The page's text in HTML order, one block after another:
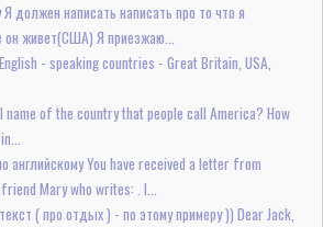
Я должен написать написать про то что я
он живет(США) Я приезжаю...
- speaking countries - Great Britain, USA,
of the country that people call America? How
английскому You have received a letter from
Mary who writes: . I...
( про отдых ) - по этому примеру )) Dear Jack,